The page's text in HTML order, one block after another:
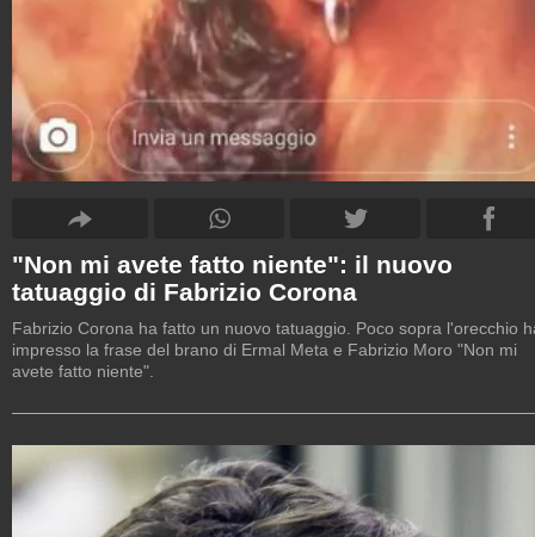
"Non mi avete fatto niente": il nuovo
tatuaggio di Fabrizio Corona
Fabrizio Corona ha fatto un nuovo tatuaggio. Poco sopra l'orecchio
impresso la frase del brano di Ermal Meta e Fabrizio Moro "Non mi
avete fatto niente".